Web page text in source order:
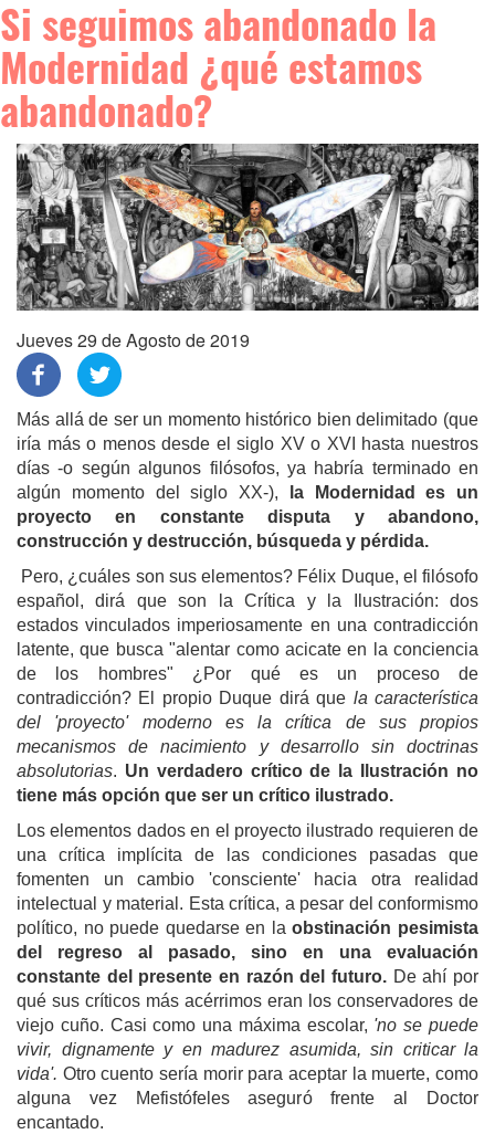
Si seguimos abandonado la
Modernidad ¿qué estamos
abandonado?
Jueves 29 de Agosto de 2019
Más allá de ser un momento histórico bien delimitado (que
iría más o menos desde el siglo XV o XVI hasta nuestros
días -o según algunos filósofos, ya habría terminado en
algún momento del siglo XX-),
la Modernidad es un
proyecto en constante disputa y abandono,
construcción y destrucción, búsqueda y pérdida.
Pero, ¿cuáles son sus elementos? Félix Duque, el filósofo
español, dirá que son la Crítica y la Ilustración: dos
estados vinculados imperiosamente en una contradicción
latente, que busca "alentar como acicate en la conciencia
de los hombres" ¿Por qué es un proceso de
contradicción? El propio Duque dirá que la característica
del 'proyecto' moderno es la crítica de sus propios
mecanismos de nacimiento y desarrollo sin doctrinas
absolutorias. Un verdadero crítico de la Ilustración no
tiene más opción que ser un crítico ilustrado.
Los elementos dados en el proyecto ilustrado requieren de
una crítica implícita de las condiciones pasadas que
fomenten un cambio 'consciente' hacia otra realidad
intelectual y material. Esta crítica, a pesar del conformismo
político, no puede quedarse en laobstinación pesimista
del regreso al pasado, sino en una evaluación
constante del presente en razón del futuro. De ahí por
qué sus críticos más acérrimos eran los conservadores de
viejo cuño. Casi como una máxima escolar, 'no se puede
vivir, dignamente y en madurez asumida, sin criticar la
vida'. Otro cuento sería morir para aceptar la muerte, como
alguna vez Mefistófeles aseguró frente al Doctor
encantado.